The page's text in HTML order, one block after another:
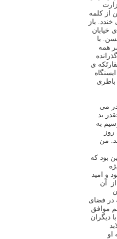
از کلمه
خندد‪ . باز
خیابان
‪ . با
همه
ی
باطری
می
بد
به
روز
‪ . من
بود که
و امید
آن
در فضای
موافق
دیگران
او